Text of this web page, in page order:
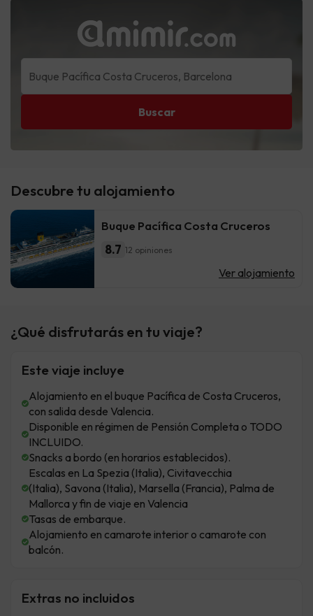
Descubre tu alojamiento
Buque Pacífica Costa Cruceros
8.7 12 opiniones
Ver alojamiento
¿Qué disfrutarás en tu viaje?
Este viaje incluye
Alojamiento en el buque Pacífica de Costa Cruceros,
con salida desde Valencia.
Disponible en régimen de Pensión Completa o TODO
INCLUIDO.
Snacks a bordo (en horarios establecidos).
Escalas en La Spezia (Italia), Civitavecchia
(Italia), Savona (Italia), Marsella (Francia), Palma de
Mallorca y fin de viaje en Valencia
Tasas de embarque.
Alojamiento en camarote interior o camarote con
balcón.
Extras no incluidos
Buscar